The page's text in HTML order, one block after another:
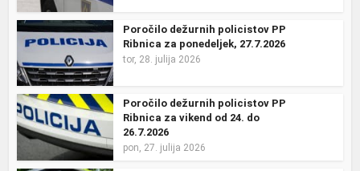
Poročilo dežurnih policistov PP
Ribnica za ponedeljek, 27.7.2026
tor, 28. julija 2026
Poročilo dežurnih policistov PP
Ribnica za vikend od 24. do
26.7.2026
pon, 27. julija 2026